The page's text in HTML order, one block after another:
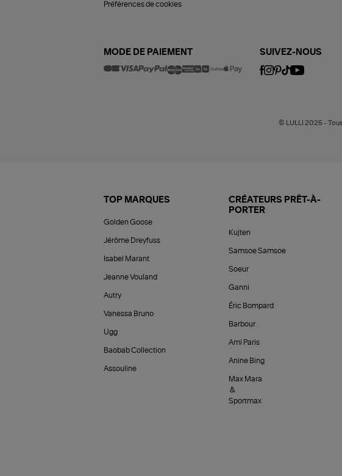
Préférences de cookies
MODE DE PAIEMENT SUIVEZ-NOUS
© LULLI 2025 -
TOP MARQUES
Golden Goose
Jérôme Dreyfuss
Isabel Marant
Jeanne Vouland
Autry
Vanessa Bruno
Ugg
Baobab Collection
Assouline
CRÉATEURS PRÊT-À-
PORTER
Kujten
Samsoe Samsoe
Soeur
Ganni
Éric Bompard
Barbour
Ami Paris
Anine Bing
Max Mara
&
Sportmax